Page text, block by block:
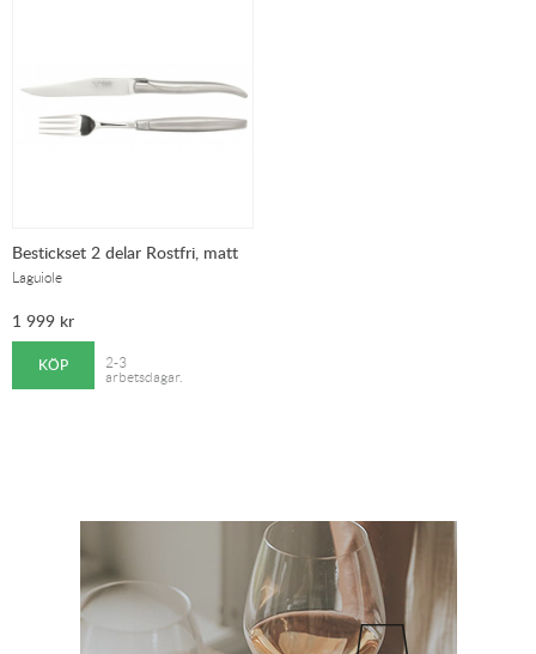
Bestickset 2 delar Rostfri, matt
Laguiole
1 999 kr
KÖP
2-3
arbetsdagar.